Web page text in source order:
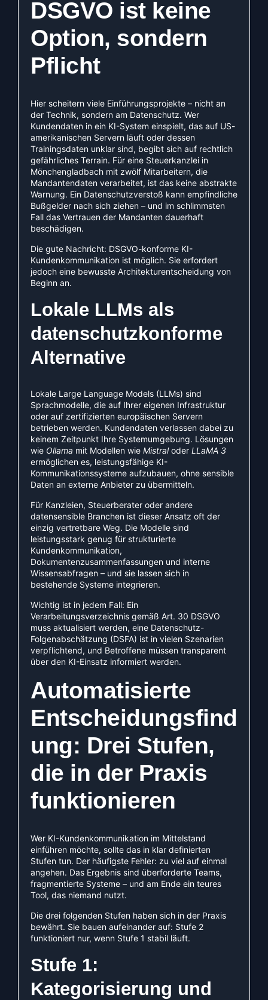
DSGVO ist keine
Option, sondern
Pflicht
Hier scheitern viele Einführungsprojekte – nicht an
der Technik, sondern am Datenschutz. Wer
Kundendaten in ein KI-System einspielt, das auf US-
amerikanischen Servern läuft oder dessen
Trainingsdaten unklar sind, begibt sich auf rechtlich
gefährliches Terrain. Für eine Steuerkanzlei in
Mönchengladbach mit zwölf Mitarbeitern, die
Mandantendaten verarbeitet, ist das keine abstrakte
Warnung. Ein Datenschutzverstoß kann empfindliche
Bußgelder nach sich ziehen – und im schlimmsten
Fall das Vertrauen der Mandanten dauerhaft
beschädigen.
Die gute Nachricht: DSGVO-konforme KI-
Kundenkommunikation ist möglich. Sie erfordert
jedoch eine bewusste Architekturentscheidung von
Beginn an.
Lokale LLMs als
datenschutzkonforme
Alternative
Lokale Large Language Models (LLMs) sind
Sprachmodelle, die auf Ihrer eigenen Infrastruktur
oder auf zertifizierten europäischen Servern
betrieben werden. Kundendaten verlassen dabei zu
keinem Zeitpunkt Ihre Systemumgebung. Lösungen
wie Ollama mit Modellen wie Mistraloder LLaMA 3
ermöglichen es, leistungsfähige KI-
Kommunikationssysteme aufzubauen, ohne sensible
Daten an externe Anbieter zu übermitteln.
Für Kanzleien, Steuerberater oder andere
datensensible Branchen ist dieser Ansatz oft der
einzig vertretbare Weg. Die Modelle sind
leistungsstark genug für strukturierte
Kundenkommunikation,
Dokumentenzusammenfassungen und interne
Wissensabfragen – und sie lassen sich in
bestehende Systeme integrieren.
Wichtig ist in jedem Fall: Ein
Verarbeitungsverzeichnis gemäß Art. 30 DSGVO
muss aktualisiert werden, eine Datenschutz-
Folgenabschätzung (DSFA) ist in vielen Szenarien
verpflichtend, und Betroffene müssen transparent
über den KI-Einsatz informiert werden.
Automatisierte
Entscheidungsfind
ung: Drei Stufen,
die in der Praxis
funktionieren
Wer KI-Kundenkommunikation im Mittelstand
einführen möchte, sollte das in klar definierten
Stufen tun. Der häufigste Fehler: zu viel auf einmal
angehen. Das Ergebnis sind überforderte Teams,
fragmentierte Systeme – und am Ende ein teures
Tool, das niemand nutzt.
Die drei folgenden Stufen haben sich in der Praxis
bewährt. Sie bauen aufeinander auf: Stufe 2
funktioniert nur, wenn Stufe 1 stabil läuft.
Stufe 1:
Kategorisierung und